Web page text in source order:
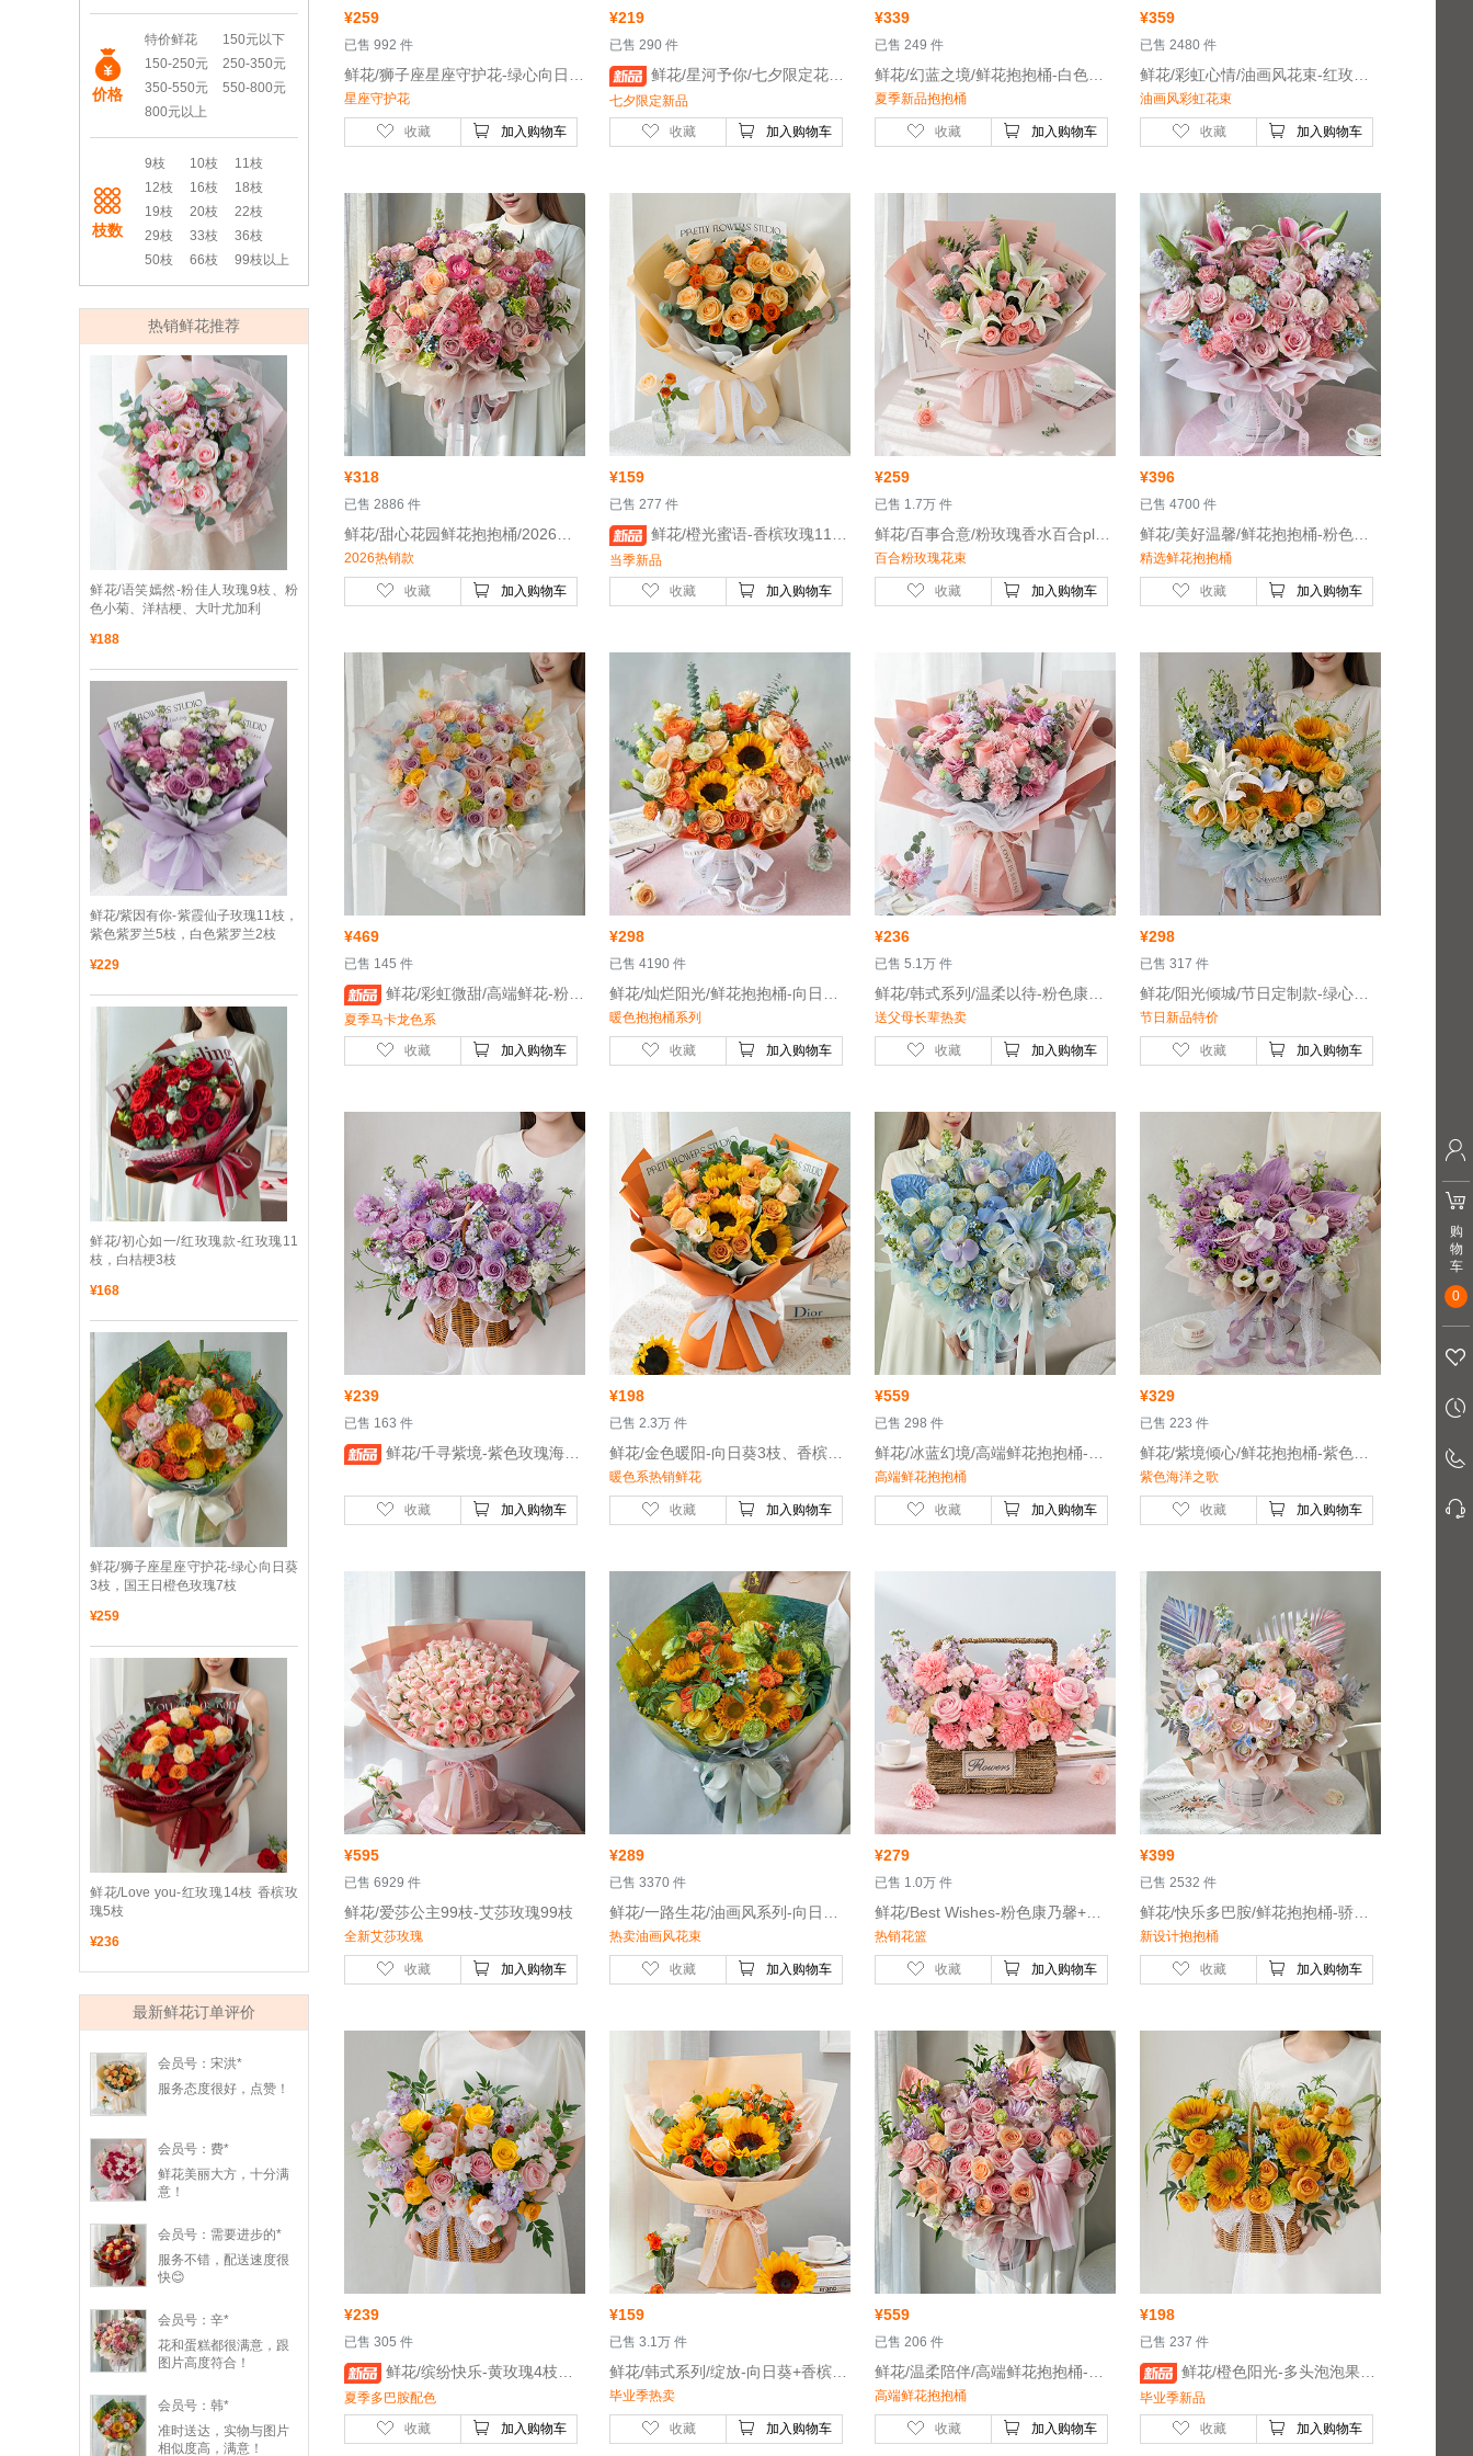
¥259
已售 992 件
星座守护花
收藏 加入购物车
¥219
已售 290 件
鲜花/星河予你/七夕限定花束-粉玫瑰6枝，白色骄傲玫瑰喷蓝色5枝，白色紫罗兰5枝
七夕限定新品
收藏 加入购物车
¥339
已售 249 件
夏季新品抱抱桶
收藏 加入购物车
¥359
已售 2480 件
油画风彩虹花束
收藏 加入购物车
¥318
已售 2886 件
2026热销款
收藏 加入购物车
¥159
已售 277 件
鲜花/橙光蜜语-香槟玫瑰11枝，橙色多头泡泡4枝，尤加利叶18枝
当季新品
收藏 加入购物车
¥259
已售 1.7万 件
百合粉玫瑰花束
收藏 加入购物车
¥396
已售 4700 件
精选鲜花抱抱桶
收藏 加入购物车
¥469
已售 145 件
鲜花/彩虹微甜/高端鲜花-粉玫瑰20枝，紫色玫瑰10枝，黄色玫瑰7枝
夏季马卡龙色系
收藏 加入购物车
¥298
已售 4190 件
暖色抱抱桶系列
收藏 加入购物车
¥236
已售 5.1万 件
送父母长辈热卖
收藏 加入购物车
¥298
已售 317 件
节日新品特价
收藏 加入购物车
¥239
已售 163 件
鲜花/千寻紫境-紫色玫瑰海洋之歌8枝，紫边白心康乃馨10枝，卷边紫色桔梗4枝
收藏 加入购物车
¥198
已售 2.3万 件
暖色系热销鲜花
收藏 加入购物车
¥559
已售 298 件
高端鲜花抱抱桶
收藏 加入购物车
¥329
已售 223 件
紫色海洋之歌
收藏 加入购物车
¥595
已售 6929 件
鲜花/爱莎公主99枝-艾莎玫瑰99枝
全新艾莎玫瑰
收藏 加入购物车
¥289
已售 3370 件
热卖油画风花束
收藏 加入购物车
¥279
已售 1.0万 件
热销花篮
收藏 加入购物车
¥399
已售 2532 件
新设计抱抱桶
收藏 加入购物车
¥239
已售 305 件
鲜花/缤纷快乐-黄玫瑰4枝，粉玫瑰7枝，紫色紫罗兰5枝
夏季多巴胺配色
收藏 加入购物车
¥159
已售 3.1万 件
毕业季热卖
收藏 加入购物车
¥559
已售 206 件
高端鲜花抱抱桶
收藏 加入购物车
¥198
已售 237 件
鲜花/橙色阳光-多头泡泡果汁阳台5枝，绿色康乃馨8枝，绿心向日葵4枝
毕业季新品
收藏 加入购物车
价格
特价鲜花
150元以下
150-250元
250-350元
350-550元
550-800元
800元以上
枝数
9枝 10枝
11枝
12枝
16枝
18枝
19枝
20枝
22枝
29枝
33枝
36枝
50枝
66枝 99枝以上
热销鲜花推荐
鲜花/语笑嫣然-粉佳人玫瑰9枝、粉
色小菊、洋桔梗、大叶尤加利
¥188
鲜花/紫因有你-紫霞仙子玫瑰11枝，
紫色紫罗兰5枝，白色紫罗兰2枝
¥229
鲜花/初心如一/红玫瑰款-红玫瑰11
枝，白桔梗3枝
¥168
鲜花/狮子座星座守护花-绿心向日葵
3枝，国王日橙色玫瑰7枝
¥259
鲜花/Love you-红玫瑰14枝 香槟玫
瑰5枝
¥236
最新鲜花订单评价
会员号：宋洪*
服务态度很好，点赞！
会员号：费*
鲜花美丽大方，十分满
意！
会员号：需要进步的*
服务不错，配送速度很
快😊
会员号：辛*
花和蛋糕都很满意，跟
图片高度符合！
会员号：韩*
准时送达，实物与图片
相似度高，满意！
购
物
车
0